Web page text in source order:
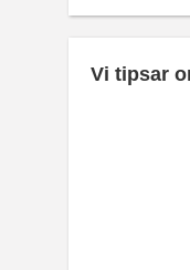
Vi tipsar